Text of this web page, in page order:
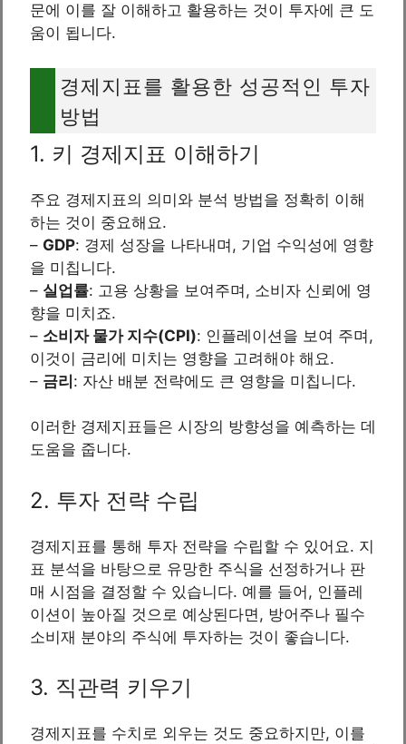
문에 이를 잘 이해하고 활용하는 것이 투자에 큰 도
움이 됩니다.
경제지표를 활용한 성공적인 투자
방법
1. 키 경제지표 이해하기
주요 경제지표의 의미와 분석 방법을 정확히 이해
하는 것이 중요해요.
– GDP: 경제 성장을 나타내며, 기업 수익성에 영향
을 미칩니다.
– 실업률: 고용 상황을 보여주며, 소비자 신뢰에 영
향을 미치죠.
– 소비자 물가 지수(CPI): 인플레이션을 보여 주며,
이것이 금리에 미치는 영향을 고려해야 해요.
– 금리: 자산 배분 전략에도 큰 영향을 미칩니다.
이러한 경제지표들은 시장의 방향성을 예측하는 데
도움을 줍니다.
2. 투자 전략 수립
경제지표를 통해 투자 전략을 수립할 수 있어요. 지
표 분석을 바탕으로 유망한 주식을 선정하거나 판
매 시점을 결정할 수 있습니다. 예를 들어, 인플레
이션이 높아질 것으로 예상된다면, 방어주나 필수
소비재 분야의 주식에 투자하는 것이 좋습니다.
3. 직관력 키우기
경제지표를 수치로 외우는 것도 중요하지만, 이를